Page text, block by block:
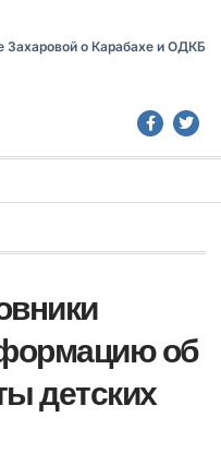
Захаровой о Карабахе и ОДКБ
об
детских